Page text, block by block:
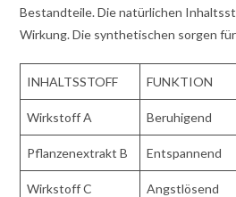
Bestandteile. Die natürlichen
Wirkung. Die synthetischen sorgen
INHALTSSTOFF FUNKTION
Wirkstoff A Beruhigend
Pflanzenextrakt B Entspannend
Wirkstoff C Angstlösend